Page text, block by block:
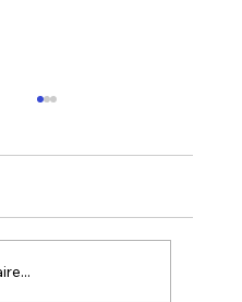
et Lundi